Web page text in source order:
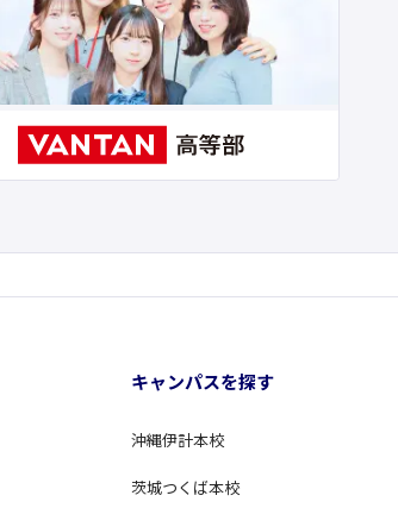
キャンパスを探す
沖縄伊計本校
茨城つくば本校